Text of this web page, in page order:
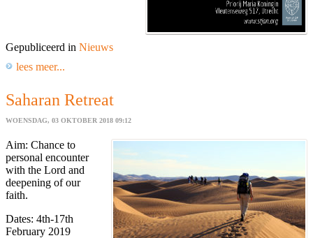
Gepubliceerd in Nieuws
lees meer...
Saharan Retreat
WOENSDAG, 03 OKTOBER 2018 09:12
Aim: Chance to
personal encounter
with the Lord and
deepening of our
faith.
Dates: 4th-17th
February 2019